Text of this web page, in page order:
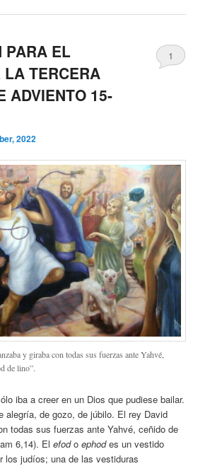
PARA EL
TERCERA
ADVIENTO 15-
2022
1
y giraba con todas sus fuerzas ante Yahvé,
de lino”.
iba a creer en un Dios que pudiese bailar.
alegría, de gozo, de júbilo. El rey David
todas sus fuerzas ante Yahvé, ceñido de
6,14). Elefodoephodes un vestido
los judíos; una de las vestiduras